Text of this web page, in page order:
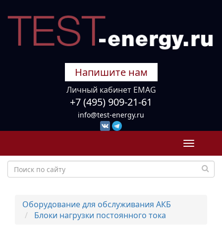
Напишите нам
Личный кабинет EMAG
+7 (495) 909-21-61
info@test-energy.ru
Toggle
Оборудование для обслуживания АКБ
Блоки нагрузки постоянного тока